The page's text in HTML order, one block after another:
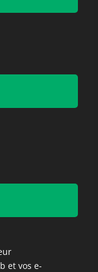
et vos e-